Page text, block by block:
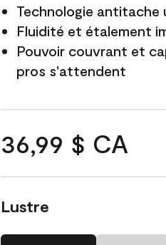
Technologie antitache
Fluidité et étalement
Pouvoir couvrant et
pros s'attendent
36,99 $ CA
Lustre